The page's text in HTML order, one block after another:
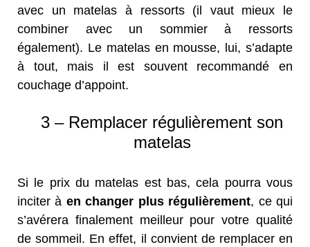
avec un matelas à ressorts (il vaut mieux le
combiner avec un sommier à ressorts
également). Le matelas en mousse, lui, s’adapte
à tout, mais il est souvent recommandé en
couchage d’appoint.
3 – Remplacer régulièrement son
matelas
Si le prix du matelas est bas, cela pourra vous
inciter à en changer plus régulièrement, ce qui
s’avérera finalement meilleur pour votre qualité
de sommeil. En effet, il convient de remplacer en